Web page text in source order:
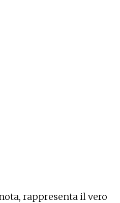
rappresenta il vero